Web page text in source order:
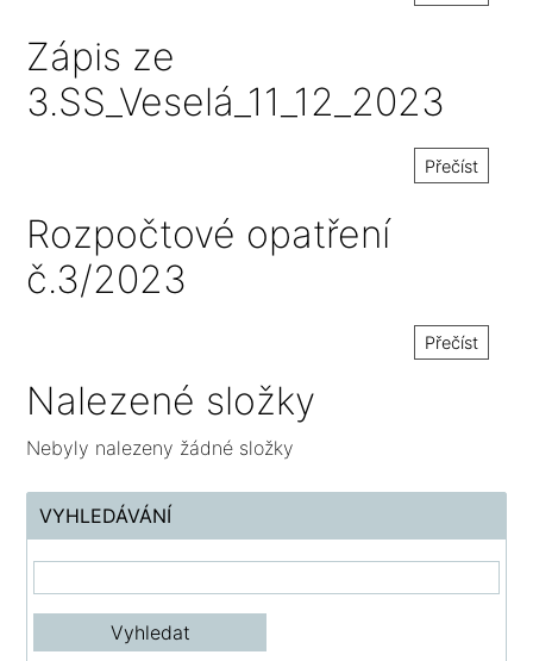
Zápis ze
3.SS_Veselá_11_12_2023
Přečíst
Rozpočtové opatření
č.3/2023
Přečíst
Nalezené složky
Nebyly nalezeny žádné složky
VYHLEDÁVÁNÍ